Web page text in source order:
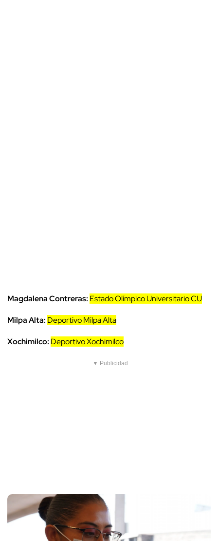
Magdalena Contreras: Estado Olímpico Universitario CU
Milpa Alta: Deportivo Milpa Alta
Xochimilco: Deportivo Xochimilco
▼ Publicidad